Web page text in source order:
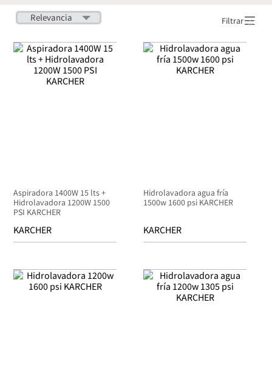
Relevancia Filtrar
Aspiradora 1400W 15 lts +
Hidrolavadora 1200W 1500
PSI KARCHER
KARCHER
Hidrolavadora agua fría
1500w 1600 psi KARCHER
KARCHER